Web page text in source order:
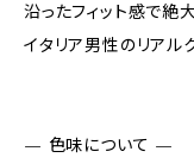
沿ったフィット感で絶
イタリア男性のリアル
— 色味について —